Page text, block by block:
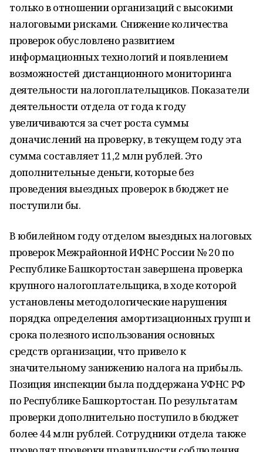
только в отношении организаций с высокими
налоговыми рисками. Снижение количества
проверок обусловлено развитием
информационных технологий и появлением
возможностей дистанционного мониторинга
деятельности налогоплательщиков. Показатели
деятельности отдела от года к году
увеличиваются за счет роста суммы
доначислений на проверку, в текущем году эта
сумма составляет 11,2 млн рублей. Это
дополнительные деньги, которые без
проведения выездных проверок в бюджет не
поступили бы.
В юбилейном году отделом выездных налоговых
проверок Межрайонной ИФНС России № 20 по
Республике Башкортостан завершена проверка
крупного налогоплательщика, в ходе которой
установлены методологические нарушения
порядка определения амортизационных групп и
срока полезного использования основных
средств организации, что привело к
значительному занижению налога на прибыль.
Позиция инспекции была поддержана УФНС РФ
по Республике Башкортостан. По результатам
проверки дополнительно поступило в бюджет
более 44 млн рублей. Сотрудники отдела также